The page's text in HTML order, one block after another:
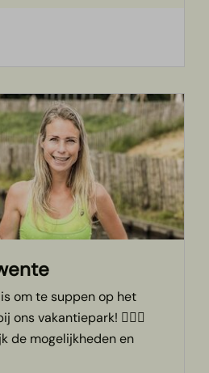
om te suppen op het
ons vakantiepark! 🏄🏽‍♂️
de mogelijkheden en